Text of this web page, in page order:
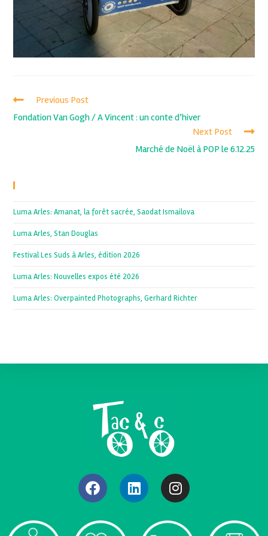
Previous Post
Fondation Van Gogh / A Vincent : un conte d’hiver
Next Post
Marché de Noël à POP le 6.12.25
Luma Arles: Amanat, la forêt sacrée, Saodat Ismailova
Luma Arles, Stan Douglas
Festival Les Suds à Arles, édition 2026
Luma Arles: Nouvelles expos été 2026
Luma Arles: Overpainted Photographs, Gerhard Richter